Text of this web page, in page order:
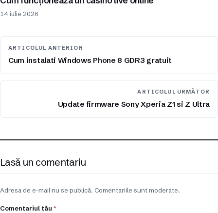
14 iulie 2026
ARTICOLUL ANTERIOR
Cum instalati Windows Phone 8 GDR3 gratuit
ARTICOLUL URMĂTOR
Update firmware Sony Xperia Z1 si Z Ultra
Lasă un comentariu
Adresa de e-mail nu se publică. Comentariile sunt moderate.
Comentariul tău *